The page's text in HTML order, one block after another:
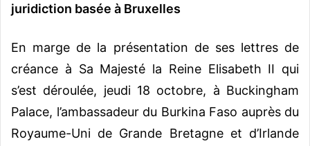
juridiction basée à Bruxelles
En marge de la présentation de ses lettres de
créance à Sa Majesté la Reine Elisabeth II qui
s’est déroulée, jeudi 18 octobre, à Buckingham
Palace, l’ambassadeur du Burkina Faso auprès du
Royaume-Uni de Grande Bretagne et d’Irlande